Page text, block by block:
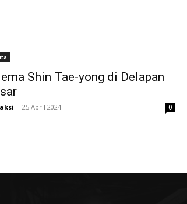
Shin Tae-yong di Delapan
- 25 April 2024 0